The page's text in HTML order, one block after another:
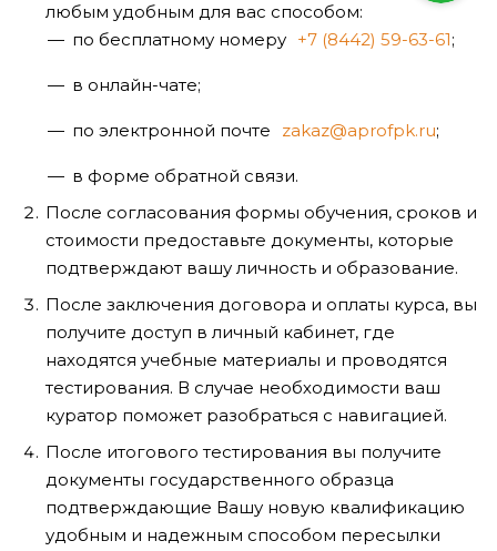
любым удобным для вас способом:
по бесплатному номеру +7 (8442) 59-63-61;
в онлайн-чате;
по электронной почте zakaz@aprofpk.ru;
в форме обратной связи.
После согласования формы обучения, сроков и
стоимости предоставьте документы, которые
подтверждают вашу личность и образование.
После заключения договора и оплаты курса, вы
получите доступ в личный кабинет, где
находятся учебные материалы и проводятся
тестирования. В случае необходимости ваш
куратор поможет разобраться с навигацией.
После итогового тестирования вы получите
документы государственного образца
подтверждающие Вашу новую квалификацию
удобным и надежным способом пересылки